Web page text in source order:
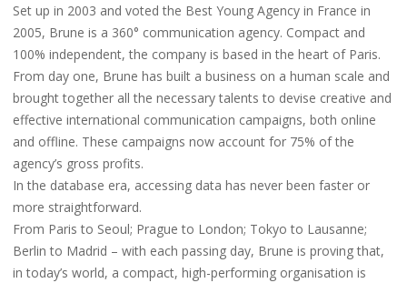
Set up in 2003 and voted the Best Young Agency in France in
2005, Brune is a 360° communication agency. Compact and
100% independent, the company is based in the heart of Paris.
From day one, Brune has built a business on a human scale and
brought together all the necessary talents to devise creative and
effective international communication campaigns, both online
and offline. These campaigns now account for 75% of the
agency’s gross profits.
In the database era, accessing data has never been faster or
more straightforward.
From Paris to Seoul; Prague to London; Tokyo to Lausanne;
Berlin to Madrid – with each passing day, Brune is proving that,
in today’s world, a compact, high-performing organisation is